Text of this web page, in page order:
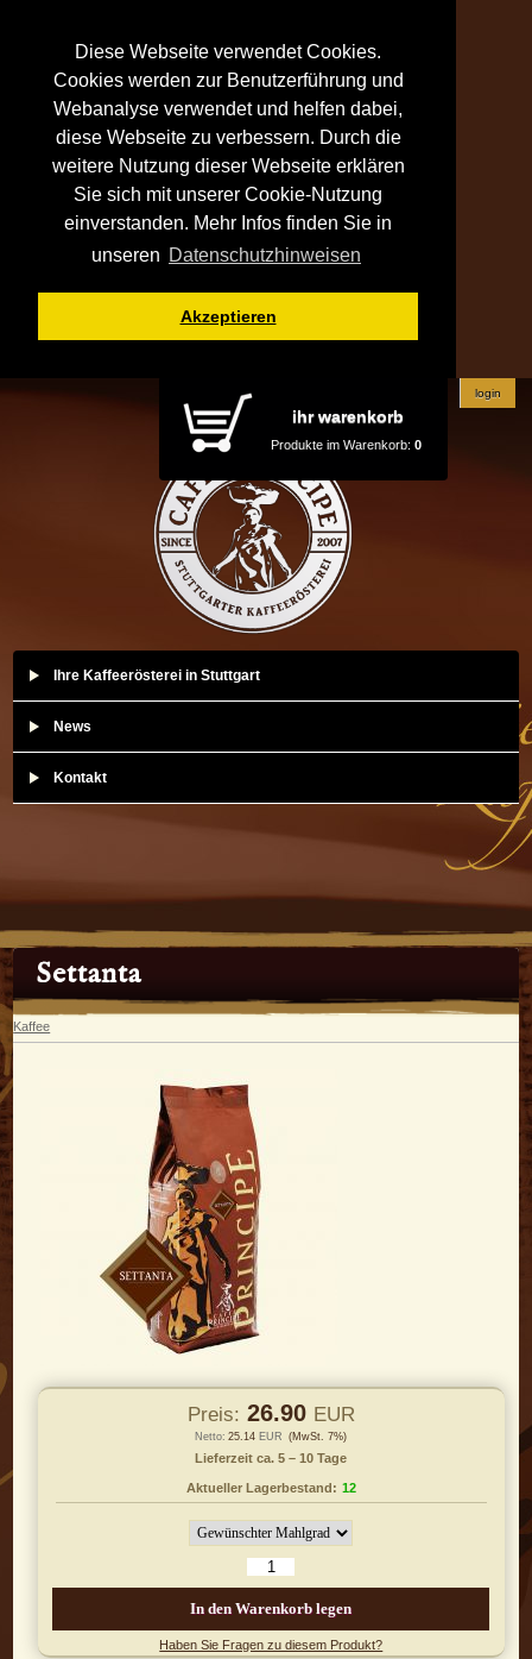
Diese Webseite verwendet Cookies.
Cookies werden zur Benutzerführung und
Webanalyse verwendet und helfen dabei,
diese Webseite zu verbessern. Durch die
weitere Nutzung dieser Webseite erklären
Sie sich mit unserer Cookie-Nutzung
einverstanden. Mehr Infos finden Sie in
unseren Datenschutzhinweisen
Akzeptieren
ihr warenkorb
Produkte im Warenkorb: 0
login
Ihre Kaffeerösterei in Stuttgart
News
Kontakt
Settanta
Kaffee
Preis: 26.90 EUR
Netto: 25.14 EUR (MwSt. 7%)
Lieferzeit ca. 5 – 10 Tage
Aktueller Lagerbestand: 12
Haben Sie Fragen zu diesem Produkt?